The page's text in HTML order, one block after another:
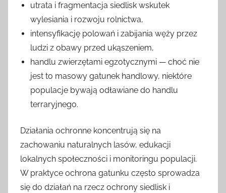
utrata i fragmentacja siedlisk wskutek
wylesiania i rozwoju rolnictwa,
intensyfikację polowań i zabijania węży przez
ludzi z obawy przed ukąszeniem,
handlu zwierzętami egzotycznymi — choć nie
jest to masowy gatunek handlowy, niektóre
populacje bywają odławiane do handlu
terraryjnego.
Działania ochronne koncentrują się na
zachowaniu naturalnych lasów, edukacji
lokalnych społeczności i monitoringu populacji.
W praktyce ochrona gatunku często sprowadza
się do działań na rzecz ochrony siedlisk i